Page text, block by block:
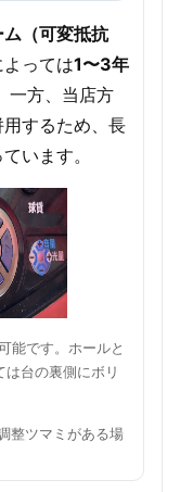
（可変抵抗
っては1〜3年
一方、当店方
用するため、長
います。
能です。ホールと
台の裏側にボリ
整ツマミがある場